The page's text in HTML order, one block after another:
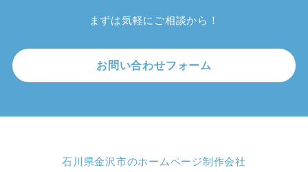
まずは気軽にご相談から！
お問い合わせフォーム
石川県金沢市のホームページ制作会社